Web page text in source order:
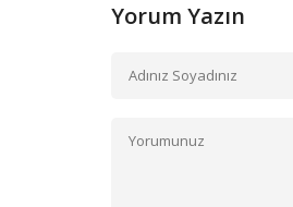
Yorum Yazın